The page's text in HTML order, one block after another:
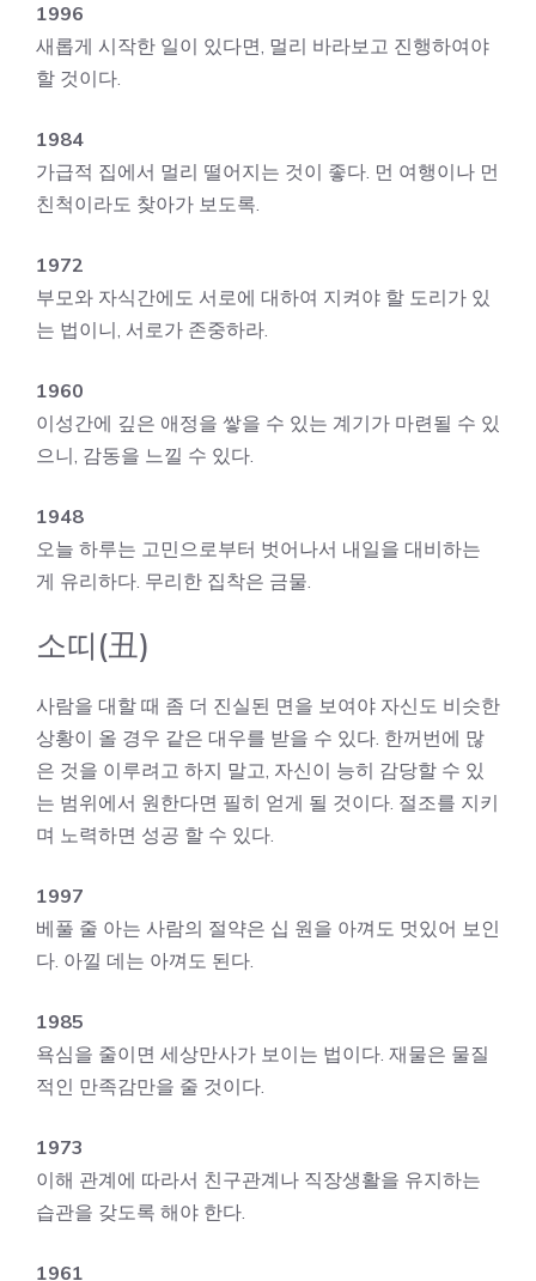
1996
새롭게 시작한 일이 있다면, 멀리 바라보고 진행하여야
할 것이다.
1984
가급적 집에서 멀리 떨어지는 것이 좋다. 먼 여행이나 먼
친척이라도 찾아가 보도록.
1972
부모와 자식간에도 서로에 대하여 지켜야 할 도리가 있
는 법이니, 서로가 존중하라.
1960
이성간에 깊은 애정을 쌓을 수 있는 계기가 마련될 수 있
으니, 감동을 느낄 수 있다.
1948
오늘 하루는 고민으로부터 벗어나서 내일을 대비하는
게 유리하다. 무리한 집착은 금물.
소띠(丑)
사람을 대할 때 좀 더 진실된 면을 보여야 자신도 비슷한
상황이 올 경우 같은 대우를 받을 수 있다. 한꺼번에 많
은 것을 이루려고 하지 말고, 자신이 능히 감당할 수 있
는 범위에서 원한다면 필히 얻게 될 것이다. 절조를 지키
며 노력하면 성공 할 수 있다.
1997
베풀 줄 아는 사람의 절약은 십 원을 아껴도 멋있어 보인
다. 아낄 데는 아껴도 된다.
1985
욕심을 줄이면 세상만사가 보이는 법이다. 재물은 물질
적인 만족감만을 줄 것이다.
1973
이해 관계에 따라서 친구관계나 직장생활을 유지하는
습관을 갖도록 해야 한다.
1961